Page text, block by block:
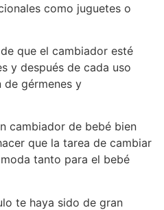
como juguetes o
que el cambiador esté
y después de cada uso
gérmenes y
cambiador de bebé bien
que la tarea de cambiar
tanto para el bebé
te haya sido de gran